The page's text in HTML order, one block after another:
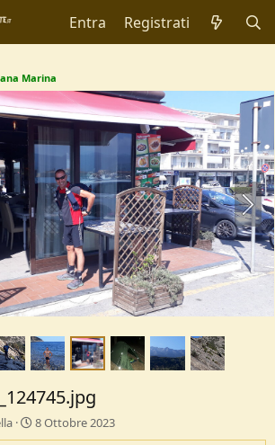
Entra Registrati
Marina
8 Ottobre 2023